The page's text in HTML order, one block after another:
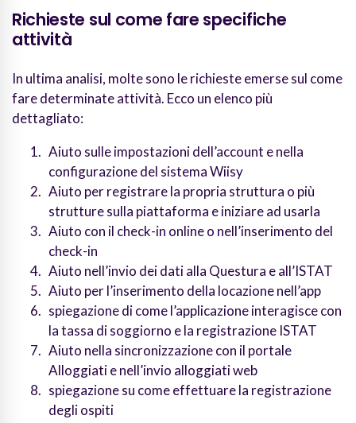
Richieste sul come fare specifiche
attività
In ultima analisi, molte sono le richieste emerse sul come
fare determinate attività. Ecco un elenco più
dettagliato:
Aiuto sulle impostazioni dell’account e nella
configurazione del sistema Wiisy
Aiuto per registrare la propria struttura o più
strutture sulla piattaforma e iniziare ad usarla
Aiuto con il check-in online o nell’inserimento del
check-in
Aiuto nell’invio dei dati alla Questura e all’ISTAT
Aiuto per l’inserimento della locazione nell’app
spiegazione di come l’applicazione interagisce con
la tassa di soggiorno e la registrazione ISTAT
Aiuto nella sincronizzazione con il portale
Alloggiati e nell’invio alloggiati web
spiegazione su come effettuare la registrazione
degli ospiti